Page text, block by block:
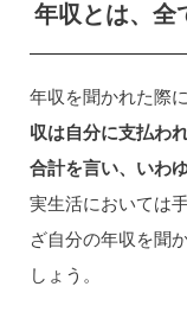
年収とは、全
年収を聞かれた際
収は自分に支払わ
合計を言い、いわ
実生活においては
ざ自分の年収を聞
しょう。